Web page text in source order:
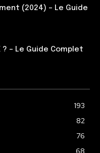
(2024) – Le Guide
– Le Guide Complet
193
82
76
68